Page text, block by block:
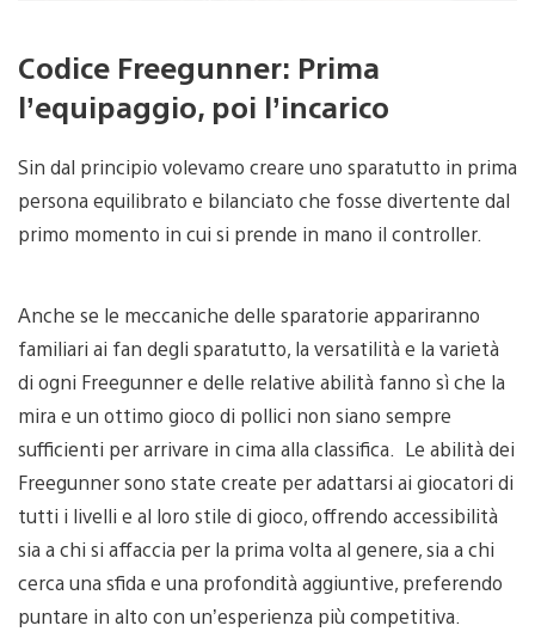
Codice Freegunner: Prima
l’equipaggio, poi l’incarico
Sin dal principio volevamo creare uno sparatutto in prima
persona equilibrato e bilanciato che fosse divertente dal
primo momento in cui si prende in mano il controller.
Anche se le meccaniche delle sparatorie appariranno
familiari ai fan degli sparatutto, la versatilità e la varietà
di ogni Freegunner e delle relative abilità fanno sì che la
mira e un ottimo gioco di pollici non siano sempre
sufficienti per arrivare in cima alla classifica. Le abilità dei
Freegunner sono state create per adattarsi ai giocatori di
tutti i livelli e al loro stile di gioco, offrendo accessibilità
sia a chi si affaccia per la prima volta al genere, sia a chi
cerca una sfida e una profondità aggiuntive, preferendo
puntare in alto con un’esperienza più competitiva.